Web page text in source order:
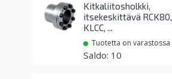
Kitkaliitosholkki,
itsekeskittävä RCK80,
KLCC, ...
Tuotetta on varastossa
10